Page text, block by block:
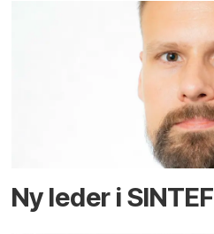
Ny leder i SINTEF